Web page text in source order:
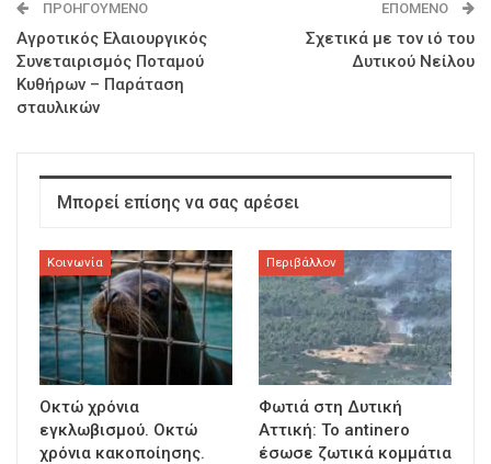
ΠΡΟΗΓΟΎΜΕΝΟ
Αγροτικός Ελαιουργικός
Συνεταιρισμός Ποταμού
Κυθήρων – Παράταση
σταυλικών
ΕΠΌΜΕΝΟ
Σχετικά με τον ιό του
Δυτικού Νείλου
Μπορεί επίσης να σας αρέσει
Κοινωνία
Οκτώ χρόνια
εγκλωβισμού. Οκτώ
χρόνια κακοποίησης.
Περιβάλλον
Φωτιά στη Δυτική
Αττική: Το antinero
έσωσε ζωτικά κομμάτια